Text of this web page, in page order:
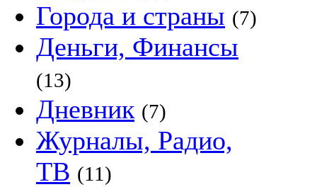
Города и страны (7)
Деньги, Финансы
(13)
Дневник (7)
Журналы, Радио,
ТВ (11)